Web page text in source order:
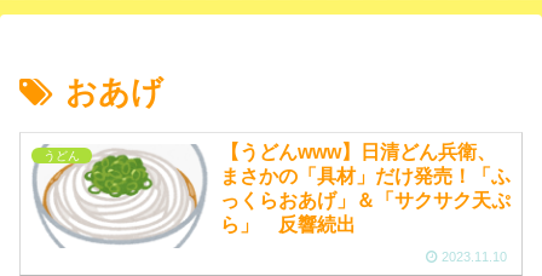
おあげ
うどん
【うどんwww】日清どん兵衛、
まさかの「具材」だけ発売！「ふ
っくらおあげ」＆「サクサク天ぷ
ら」 反響続出
2023.11.10